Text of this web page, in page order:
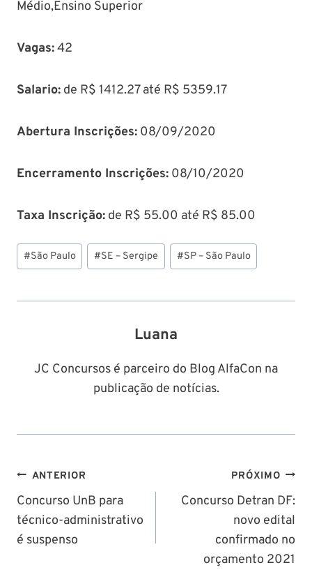
Médio,Ensino Superior
Vagas:42
Salario: de R$ 1412.27 até R$ 5359.17
Abertura Inscrições: 08/09/2020
Encerramento Inscrições: 08/10/2020
Taxa Inscrição: de R$ 55.00 até R$ 85.00
Tags
do
#São Paulo #SE – Sergipe #SP – São Paulo
Luana
JC Concursos é parceiro do Blog AlfaCon na
publicação de notícias.
Navegação
de
Post
ANTERIOR
Concurso UnB para
técnico-administrativo
é suspenso
PRÓXIMO
Concurso Detran DF:
novo edital
confirmado no
orçamento 2021